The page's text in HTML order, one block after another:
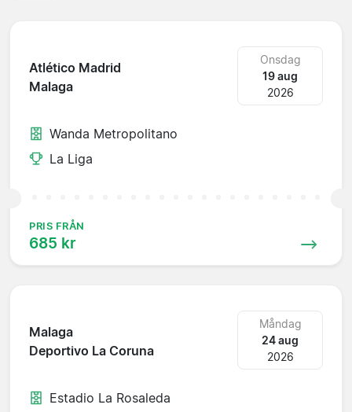
Atlético Madrid
Malaga
Onsdag
19 aug
2026
Wanda Metropolitano
La Liga
PRIS FRÅN
685 kr
Malaga
Deportivo La Coruna
Måndag
24 aug
2026
Estadio La Rosaleda